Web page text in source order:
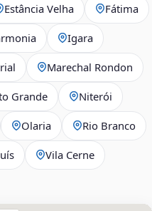
Estância Velha Fátima
Igara
Marechal Rondon
Grande Niterói
Olaria Rio Branco
Vila Cerne